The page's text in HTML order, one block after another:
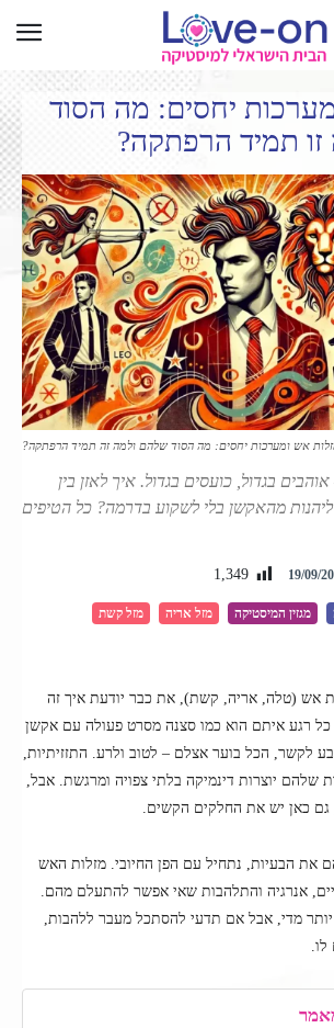
יחסים: מה הסוד
תמיד הרפתקה?
אש ומערכות יחסים: מה הסוד שלהם ולמה זה תמיד הרפתקה?
בגדול, כועסים בגדול. איך לאזן בין
מהאקשן בלי לשקוע בדרמה? כל הטיפים
מגזין המיסטיקה מזל אריה מזל קשת
19/09/
1,349
אש (טלה, אריה, קשת), את כבר יודעת איך זה
רגע איתם הוא כמו סצנה מסרט פעולה עם אקשן
לקשר, הכל בוער אצלם – לטוב ולרע. התזזיתיות,
שלהם יוצרות דינמיקה בלתי צפויה ומרגשת. אבל,
גם כאן יש את החלקים הקשים.
את הבעיות, נתחיל עם הפן החיובי. מזלות האש
אנרגיה והתלהבות שאי אפשר להתעלם מהם.
מדי, אבל אם תדעי להסתכל מעבר ללהבות,